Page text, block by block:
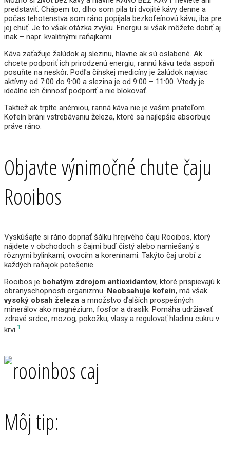
predstaviť. Chápem to, dlho som pila tri dvojité kávy denne a
počas tehotenstva som ráno popíjala bezkofeínovú kávu, iba pre
jej chuť. Je to však otázka zvyku. Energiu si však môžete dobiť aj
inak – napr. kvalitnými raňajkami.
Káva zaťažuje žalúdok aj slezinu, hlavne ak sú oslabené. Ak
chcete podporiť ich prirodzenú energiu, rannú kávu teda aspoň
posuňte na neskôr. Podľa čínskej medicíny je žalúdok najviac
aktívny od 7:00 do 9:00 a slezina je od 9:00 – 11:00. Vtedy je
ideálne ich činnosť podporiť a nie blokovať.
Taktiež ak trpíte anémiou, ranná káva nie je vašim priateľom.
Kofeín bráni vstrebávaniu železa, ktoré sa najlepšie absorbuje
práve ráno.
Objavte výnimočné chute čaju
Rooibos
Vyskúšajte si ráno dopriať šálku hrejivého čaju Rooibos, ktorý
nájdete v obchodoch s čajmi buď čistý alebo namiešaný s
rôznymi bylinkami, ovocím a koreninami. Takýto čaj urobí z
každých raňajok potešenie.
Rooibos je bohatým zdrojom antioxidantov, ktoré prispievajú k
obranyschopnosti organizmu. Neobsahuje kofeín, má však
vysoký obsah železa a množstvo ďalších prospešných
minerálov ako magnézium, fosfor a draslík. Pomáha udržiavať
zdravé srdce, mozog, pokožku, vlasy a regulovať hladinu cukru v
krvi.1
Môj tip: